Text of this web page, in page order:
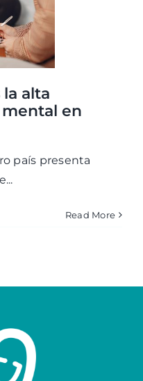
alta
en
país presenta
Read More